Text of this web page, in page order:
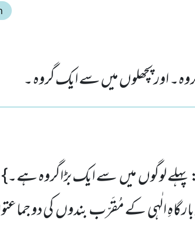
اور پچھلوں میں سے ایک گروہ ۔
: پہلے لوگوں میں سے ایک بڑاگروہ
الٰہی کے مُقَرّب بندوں کی دو